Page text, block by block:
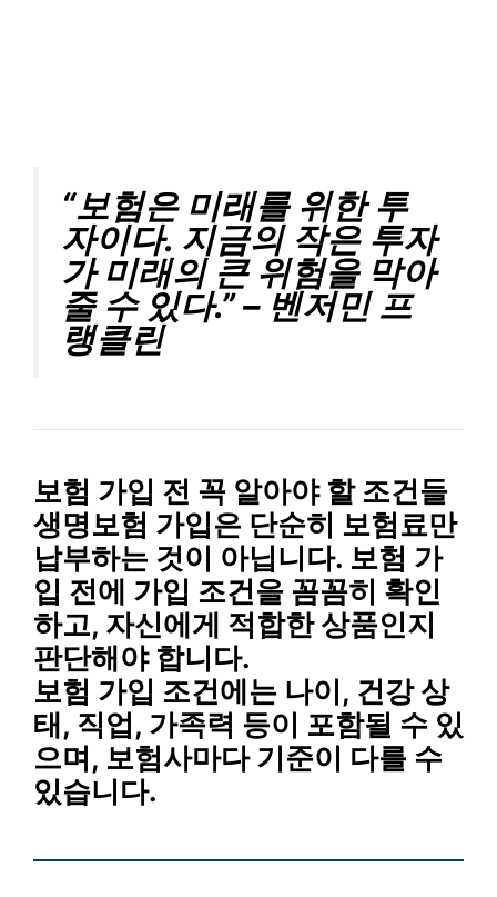
“보험은 미래를 위한 투
자이다. 지금의 작은 투자
가 미래의 큰 위험을 막아
줄 수 있다.” – 벤저민 프
랭클린
보험 가입 전 꼭 알아야 할 조건들
생명보험 가입은 단순히 보험료만
납부하는 것이 아닙니다. 보험 가
입 전에 가입 조건을 꼼꼼히 확인
하고, 자신에게 적합한 상품인지
판단해야 합니다.
보험 가입 조건에는 나이, 건강 상
태, 직업, 가족력 등이 포함될 수 있
으며, 보험사마다 기준이 다를 수
있습니다.